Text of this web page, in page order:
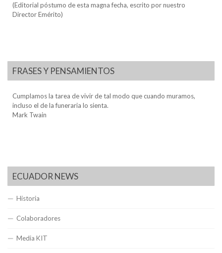
(Editorial póstumo de esta magna fecha, escrito por nuestro
Director Emérito)
FRASES Y PENSAMIENTOS
Cumplamos la tarea de vivir de tal modo que cuando muramos,
incluso el de la funeraria lo sienta.
Mark Twain
ECUADOR NEWS
Historia
Colaboradores
Media KIT